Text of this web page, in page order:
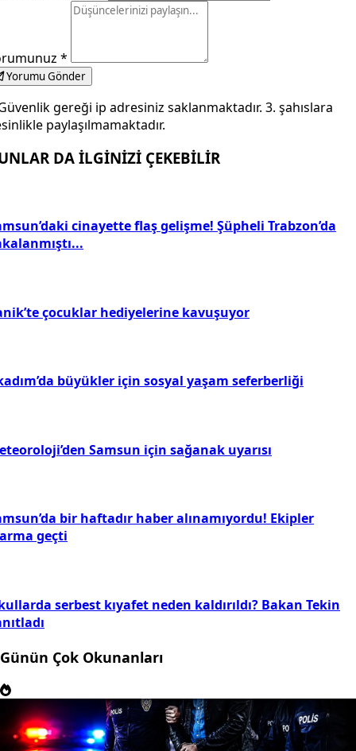
*
Yorumu Gönder
gereği ip adresiniz saklanmaktadır. 3. şahıslara
paylaşılmamaktadır.
DA İLGİNİZİ ÇEKEBİLİR
cinayette flaş gelişme! Şüpheli Trabzon’da
çocuklar hediyelerine kavuşuyor
büyükler için sosyal yaşam seferberliği
Samsun için sağanak uyarısı
bir haftadır haber alınamıyordu! Ekipler
geçti
serbest kıyafet neden kaldırıldı? Bakan Tekin
Günün Çok Okunanları